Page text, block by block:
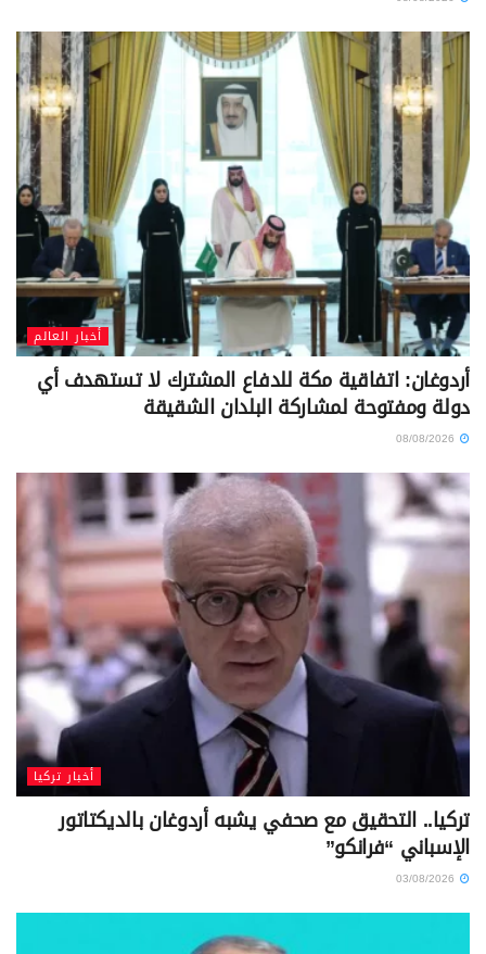
أخبار العالم
أردوغان: اتفاقية مكة للدفاع المشترك لا تستهدف أي
دولة ومفتوحة لمشاركة البلدان الشقيقة
أخبار تركيا
تركيا.. التحقيق مع صحفي يشبه أردوغان بالديكتاتور
الإسباني “فرانكو”